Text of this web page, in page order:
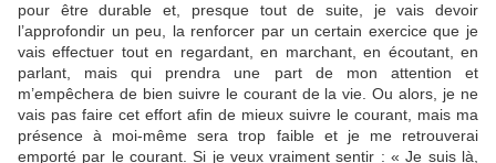
pour être durable et, presque tout de suite, je vais devoir
l’approfondir un peu, la renforcer par un certain exercice que je
vais effectuer tout en regardant, en marchant, en écoutant, en
parlant, mais qui prendra une part de mon attention et
m’empêchera de bien suivre le courant de la vie. Ou alors, je ne
vais pas faire cet effort afin de mieux suivre le courant, mais ma
présence à moi-même sera trop faible et je me retrouverai
emporté par le courant. Si je veux vraiment sentir : « Je suis là,